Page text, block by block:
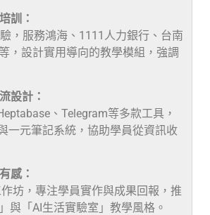
訓：
，服務鴻海、1111人力銀行、台南
，設計實用導向的教學模組，強調
設計：
、Telegram等多款工具，
一元筆記系統，協助學員從資訊收
感：
坊，專注學員實作與成果回報，推
與「AI生活實驗室」教學風格。